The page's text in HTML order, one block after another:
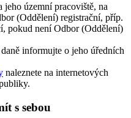
jeho územní pracoviště, na
(Oddělení) registrační, příp.
pokud není Odbor (Oddělení)
informujte o jeho úředních
naleznete na internetových
s sebou